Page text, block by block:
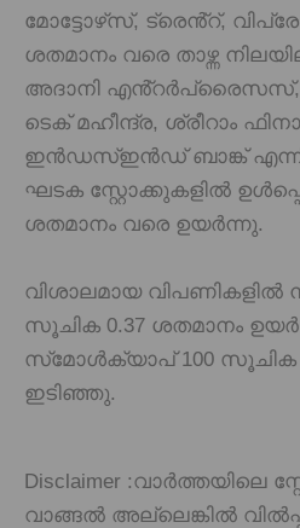
മോട്ടോഴ്‌സ്, ട്രെൻ്റ്,
ശതമാനം വരെ താഴ്ന്ന
അദാനി എൻ്റർപ്രൈസസ്,
ടെക് മഹീന്ദ്ര, ശ്രീറാം
ഇൻഡസ്ഇൻഡ് ബാങ്ക് എന്നിവ
ഘടക സ്റ്റോക്കുകളിൽ
ശതമാനം വരെ ഉയർന്നു.
വിശാലമായ വിപണികളിൽ
സൂചിക 0.37 ശതമാനം
സ്‌മോൾക്യാപ് 100 സൂചിക
ഇടിഞ്ഞു.
Disclaimer :വാർത്തയിലെ
വാങ്ങൽ അല്ലെങ്കിൽ